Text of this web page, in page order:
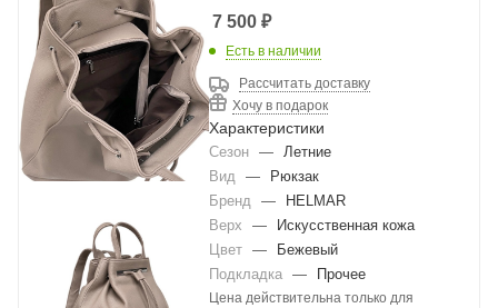
7 500₽
Есть в наличии
Рассчитать доставку
Хочу в подарок
Характеристики
Сезон —
Летние
Вид —
Рюкзак
Бренд —
HELMAR
Верх
—
Искусственная кожа
Цвет —
Бежевый
Подкладка — Прочее
Цена действительна только для